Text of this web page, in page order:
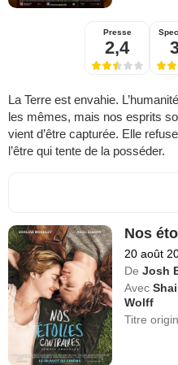
Presse
2,4
La Terre est envahie.
les mêmes, mais nos esprits
vient d’être capturée. Elle
l’être qui tente de la posséder.
Nos
20 août
De Josh
Avec
Wolff
Titre